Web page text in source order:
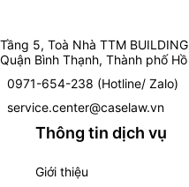
Tầng 5, Toà Nhà TTM
Quận Bình Thạnh, Thành phố
0971-654-238 (Hotline/ Zalo)
service.center@caselaw.vn
Thông tin dịch vụ
Giới thiệu